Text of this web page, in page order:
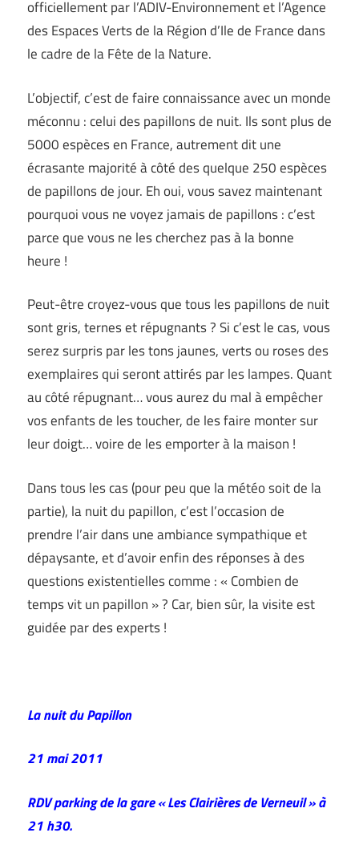
officiellement par l’ADIV-Environnement et l’Agence
des Espaces Verts de la Région d’Ile de France dans
le cadre de la Fête de la Nature.
L’objectif, c’est de faire connaissance avec un monde
méconnu : celui des papillons de nuit. Ils sont plus de
5000 espèces en France, autrement dit une
écrasante majorité à côté des quelque 250 espèces
de papillons de jour. Eh oui, vous savez maintenant
pourquoi vous ne voyez jamais de papillons : c’est
parce que vous ne les cherchez pas à la bonne
heure !
Peut-être croyez-vous que tous les papillons de nuit
sont gris, ternes et répugnants ? Si c’est le cas, vous
serez surpris par les tons jaunes, verts ou roses des
exemplaires qui seront attirés par les lampes. Quant
au côté répugnant… vous aurez du mal à empêcher
vos enfants de les toucher, de les faire monter sur
leur doigt… voire de les emporter à la maison !
Dans tous les cas (pour peu que la météo soit de la
partie), la nuit du papillon, c’est l’occasion de
prendre l’air dans une ambiance sympathique et
dépaysante, et d’avoir enfin des réponses à des
questions existentielles comme : « Combien de
temps vit un papillon » ? Car, bien sûr, la visite est
guidée par des experts !
La nuit du Papillon
21 mai 2011
RDV parking de la gare « Les Clairières de Verneuil » à
21 h30.